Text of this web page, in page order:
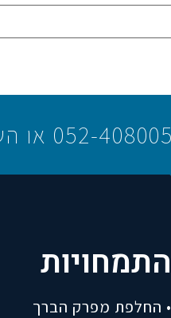
התמחויות
• החלפת מפרק הברך